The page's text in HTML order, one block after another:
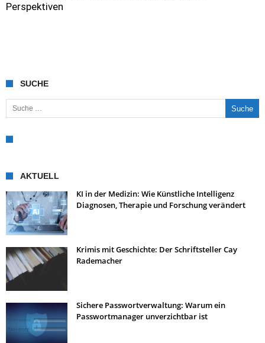
Perspektiven
SUCHE
Suche nach:
AKTUELL
KI in der Medizin: Wie Künstliche Intelligenz
Diagnosen, Therapie und Forschung verändert
Krimis mit Geschichte: Der Schriftsteller Cay
Rademacher
Sichere Passwortverwaltung: Warum ein
Passwortmanager unverzichtbar ist